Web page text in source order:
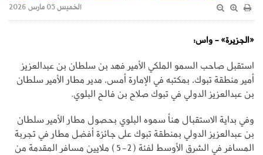
الخميس 05 مارس 2026
«الجزيرة» - واس:
استقبل صاحب السمو الملكي الأمير فهد بن سلطان بن عبدالعزيز
أمير منطقة تبوك، بمكتبه في الإمارة أمس، مدير مطار الأمير سلطان
بن عبدالعزيز الدولي في تبوك صلاح بن فالح البلوي.
وفي بداية الاستقبال هنأ سموه البلوي بحصول مطار الأمير سلطان
بن عبدالعزيز الدولي بمنطقة تبوك على جائزة أفضل مطار في تجربة
المسافر في الشرق الأوسط لفئة (2-5) ملايين مسافر المقدمة من